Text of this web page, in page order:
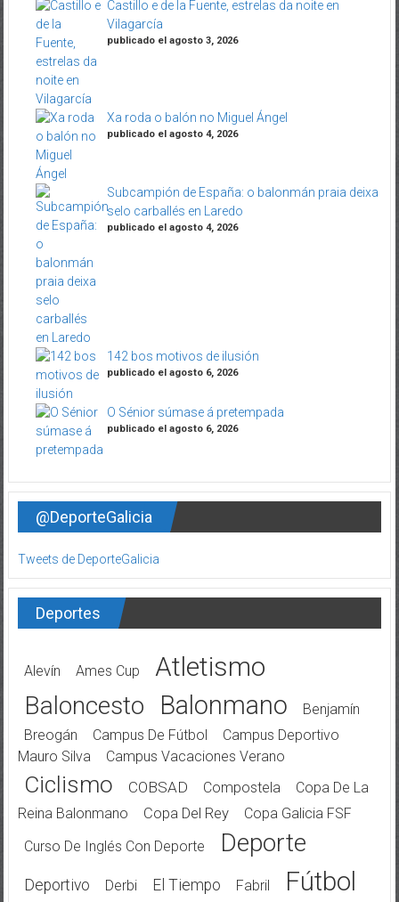
Castillo e de la Fuente, estrelas da noite en
Vilagarcía
publicado el agosto 3, 2026
Xa roda o balón no Miguel Ángel
publicado el agosto 4, 2026
Subcampión de España: o balonmán praia deixa
selo carballés en Laredo
publicado el agosto 4, 2026
142 bos motivos de ilusión
publicado el agosto 6, 2026
O Sénior súmase á pretempada
publicado el agosto 6, 2026
@DeporteGalicia
Tweets de DeporteGalicia
Deportes
Alevín Ames Cup Atletismo
Baloncesto Balonmano
Benjamín
Breogán
Campus De Fútbol
Campus Deportivo
Mauro Silva
Campus Vacaciones Verano
Ciclismo COBSAD Compostela
Copa De La
Reina Balonmano
Copa Del Rey
Copa Galicia FSF
Curso De Inglés Con Deporte
Deporte
Deportivo Derbi El Tiempo Fabril Fútbol